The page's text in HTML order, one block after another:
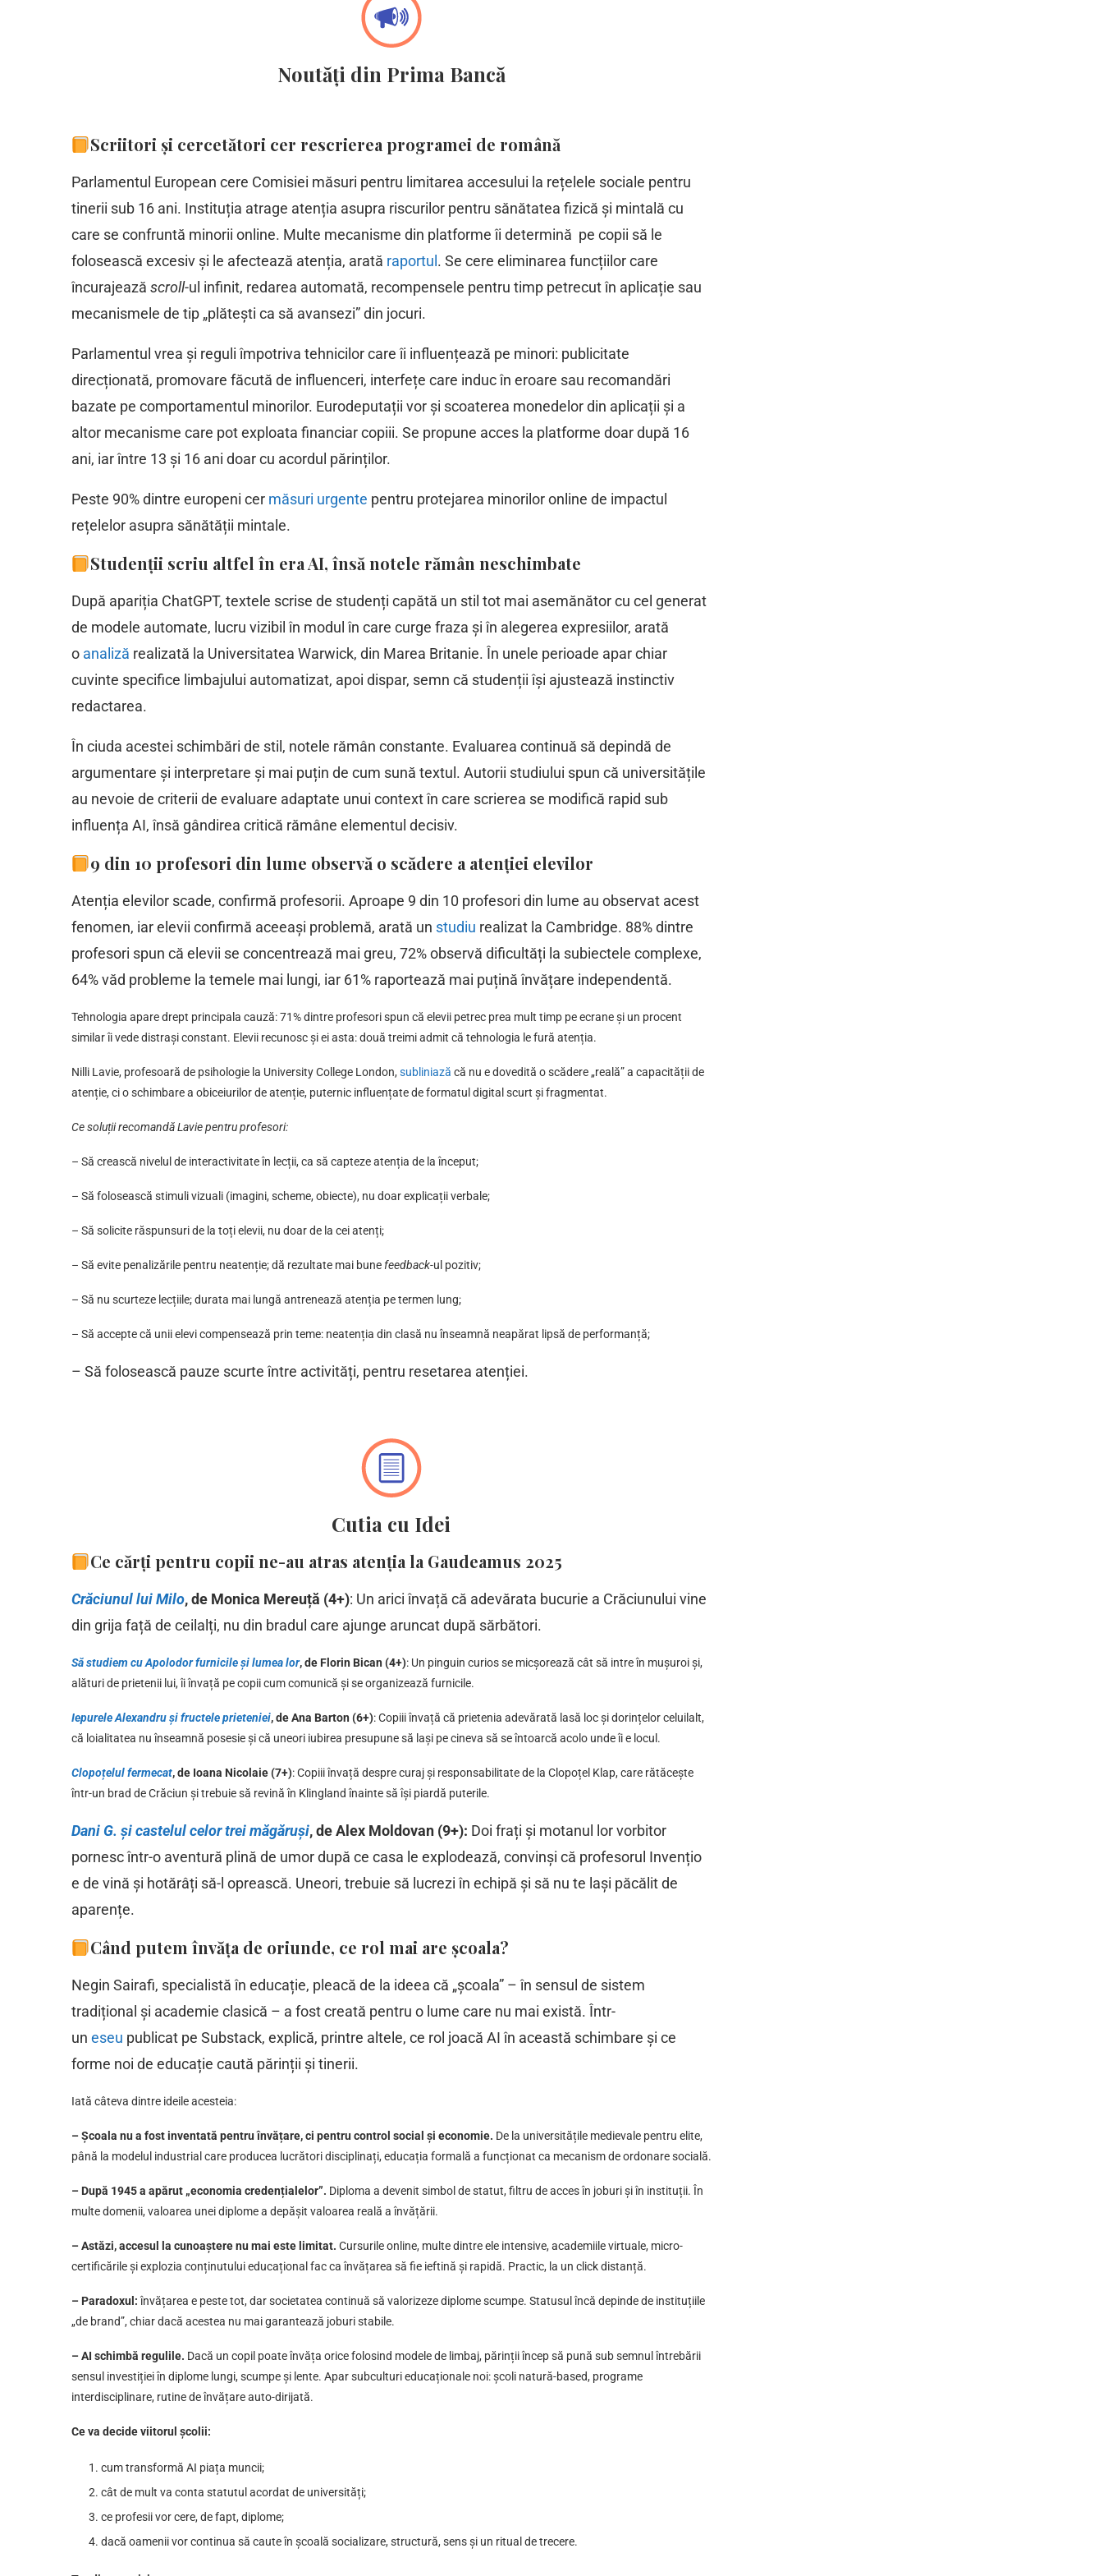
Noutăți din Prima Bancă
Scriitori și cercetători cer rescrierea programei de română
Parlamentul European cere Comisiei măsuri pentru limitarea accesului la rețelele sociale pentru
tinerii sub 16 ani. Instituția atrage atenția asupra riscurilor pentru sănătatea fizică și mintală cu
care se confruntă minorii online. Multe mecanisme din platforme îi determină pe copii să le
folosească excesiv și le afectează atenția, arată raportul . Se cere eliminarea funcțiilor care
încurajează scroll-ul infinit, redarea automată, recompensele pentru timp petrecut în aplicație sau
mecanismele de tip „plătești ca să avansezi” din jocuri.
Parlamentul vrea și reguli împotriva tehnicilor care îi influențează pe minori: publicitate
direcționată, promovare făcută de influenceri, interfețe care induc în eroare sau recomandări
bazate pe comportamentul minorilor. Eurodeputații vor și scoaterea monedelor din aplicații și a
altor mecanisme care pot exploata financiar copiii. Se propune acces la platforme doar după 16
ani, iar între 13 și 16 ani doar cu acordul părinților.
Peste 90% dintre europeni cer măsuri urgente pentru protejarea minorilor online de impactul
rețelelor asupra sănătății mintale.
Studenții scriu altfel în era AI, însă notele rămân neschimbate
După apariția ChatGPT, textele scrise de studenți capătă un stil tot mai asemănător cu cel generat
de modele automate, lucru vizibil în modul în care curge fraza și în alegerea expresiilor, arată
o analiză realizată la Universitatea Warwick, din Marea Britanie. În unele perioade apar chiar
cuvinte specifice limbajului automatizat, apoi dispar, semn că studenții își ajustează instinctiv
redactarea.
În ciuda acestei schimbări de stil, notele rămân constante. Evaluarea continuă să depindă de
argumentare și interpretare și mai puțin de cum sună textul. Autorii studiului spun că universitățile
au nevoie de criterii de evaluare adaptate unui context în care scrierea se modifică rapid sub
influența AI, însă gândirea critică rămâne elementul decisiv.
9 din 10 profesori din lume observă o scădere a atenției elevilor
Atenția elevilor scade, confirmă profesorii. Aproape 9 din 10 profesori din lume au observat acest
fenomen, iar elevii confirmă aceeași problemă, arată un studiu realizat la Cambridge. 88% dintre
profesori spun că elevii se concentrează mai greu, 72% observă dificultăți la subiectele complexe,
64% văd probleme la temele mai lungi, iar 61% raportează mai puțină învățare independentă.
Tehnologia apare drept principala cauză: 71% dintre profesori spun că elevii petrec prea mult timp pe ecrane și un procent
similar îi vede distrași constant. Elevii recunosc și ei asta: două treimi admit că tehnologia le fură atenția.
Nilli Lavie, profesoară de psihologie la University College London, subliniază că nu e dovedită o scădere „reală” a capacității de
atenție, ci o schimbare a obiceiurilor de atenție, puternic influențate de formatul digital scurt și fragmentat.
Ce soluții recomandă Lavie pentru profesori:
– Să crească nivelul de interactivitate în lecții, ca să capteze atenția de la început;
– Să folosească stimuli vizuali (imagini, scheme, obiecte), nu doar explicații verbale;
– Să solicite răspunsuri de la toți elevii, nu doar de la cei atenți;
– Să evite penalizările pentru neatenție; dă rezultate mai bune feedback-ul pozitiv;
– Să nu scurteze lecțiile; durata mai lungă antrenează atenția pe termen lung;
– Să accepte că unii elevi compensează prin teme: neatenția din clasă nu înseamnă neapărat lipsă de performanță;
– Să folosească pauze scurte între activități, pentru resetarea atenției.
Cutia cu Idei
Ce cărți pentru copii ne-au atras atenția la Gaudeamus 2025
Crăciunul lui Milo, de Monica Mereuță (4+): Un arici învață că adevărata bucurie a Crăciunului vine
din grija față de ceilalți, nu din bradul care ajunge aruncat după sărbători.
Să studiem cu Apolodor furnicile și lumea lor, de Florin Bican (4+): Un pinguin curios se micșorează cât să intre în mușuroi și,
alături de prietenii lui, îi învață pe copii cum comunică și se organizează furnicile.
Iepurele Alexandru și fructele prieteniei, de Ana Barton (6+): Copiii învață că prietenia adevărată lasă loc și dorințelor celuilalt,
că loialitatea nu înseamnă posesie și că uneori iubirea presupune să lași pe cineva să se întoarcă acolo unde îi e locul.
Clopoțelul fermecat,de Ioana Nicolaie (7+): Copiii învață despre curaj și responsabilitate de la Clopoțel Klap, care rătăcește
într-un brad de Crăciun și trebuie să revină în Klingland înainte să își piardă puterile.
Dani G. și castelul celor trei măgăruși,de Alex Moldovan (9+): Doi frați și motanul lor vorbitor
pornesc într-o aventură plină de umor după ce casa le explodează, convinși că profesorul Invențio
e de vină și hotărâți să-l oprească. Uneori, trebuie să lucrezi în echipă și să nu te lași păcălit de
aparențe.
Când putem învăța de oriunde, ce rol mai are școala?
Negin Sairafi, specialistă în educație, pleacă de la ideea că „școala” – în sensul de sistem
tradițional și academie clasică – a fost creată pentru o lume care nu mai există. Într-
un eseu publicat pe Substack, explică, printre altele, ce rol joacă AI în această schimbare și ce
forme noi de educație caută părinții și tinerii.
Iată câteva dintre ideile acesteia:
– Școala nu a fost inventată pentru învățare, ci pentru control social și economie. De la universitățile medievale pentru elite,
până la modelul industrial care producea lucrători disciplinați, educația formală a funcționat ca mecanism de ordonare socială.
– După 1945 a apărut „economia credențialelor”. Diploma a devenit simbol de statut, filtru de acces în joburi și în instituții. În
multe domenii, valoarea unei diplome a depășit valoarea reală a învățării.
– Astăzi, accesul la cunoaștere nu mai este limitat. Cursurile online, multe dintre ele intensive, academiile virtuale, micro-
certificările și explozia conținutului educațional fac ca învățarea să fie ieftină și rapidă. Practic, la un click distanță.
– Paradoxul: învățarea e peste tot, dar societatea continuă să valorizeze diplome scumpe. Statusul încă depinde de instituțiile
„de brand”, chiar dacă acestea nu mai garantează joburi stabile.
– AI schimbă regulile. Dacă un copil poate învăța orice folosind modele de limbaj, părinții încep să pună sub semnul întrebării
sensul investiției în diplome lungi, scumpe și lente. Apar subculturi educaționale noi: școli natură-based, programe
interdisciplinare, rutine de învățare auto-dirijată.
Ce va decide viitorul școlii:
cum transformă AI piața muncii;
cât de mult va conta statutul acordat de universități;
ce profesii vor cere, de fapt, diplome;
dacă oamenii vor continua să caute în școală socializare, structură, sens și un ritual de trecere.